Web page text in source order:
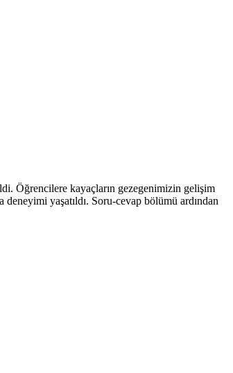
Öğrencilere kayaçların gezegenimizin gelişim
yaşatıldı. Soru-cevap bölümü ardından